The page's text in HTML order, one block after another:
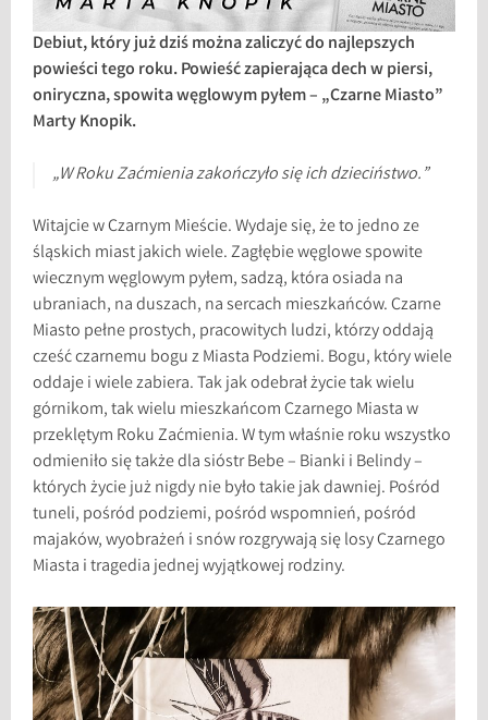
Debiut, który już dziś można zaliczyć do najlepszych
powieści tego roku. Powieść zapierająca dech w piersi,
oniryczna, spowita węglowym pyłem – „Czarne Miasto”
Marty Knopik.
„W Roku Zaćmienia zakończyło się ich dzieciństwo.”
Witajcie w Czarnym Mieście. Wydaje się, że to jedno ze
śląskich miast jakich wiele. Zagłębie węglowe spowite
wiecznym węglowym pyłem, sadzą, która osiada na
ubraniach, na duszach, na sercach mieszkańców. Czarne
Miasto pełne prostych, pracowitych ludzi, którzy oddają
cześć czarnemu bogu z Miasta Podziemi. Bogu, który wiele
oddaje i wiele zabiera. Tak jak odebrał życie tak wielu
górnikom, tak wielu mieszkańcom Czarnego Miasta w
przeklętym Roku Zaćmienia. W tym właśnie roku wszystko
odmieniło się także dla sióstr Bebe – Bianki i Belindy –
których życie już nigdy nie było takie jak dawniej. Pośród
tuneli, pośród podziemi, pośród wspomnień, pośród
majaków, wyobrażeń i snów rozgrywają się losy Czarnego
Miasta i tragedia jednej wyjątkowej rodziny.